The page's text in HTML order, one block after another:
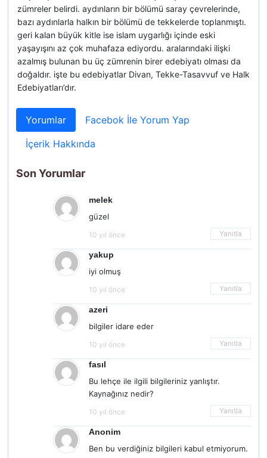
zümreler belirdi. aydınların bir bölümü saray çevrelerinde,
bazı aydınlarla halkın bir bölümü de tekkelerde toplanmıştı.
geri kalan büyük kitle ise islam uygarlığı içinde eski
yaşayışını az çok muhafaza ediyordu. aralarındaki ilişki
azalmış bulunan bu üç zümrenin birer edebiyatı olması da
doğaldır. işte bu edebiyatlar Divan, Tekke-Tasavvuf ve Halk
Edebiyatları’dır.
Yorumlar
Facebok İle Yorum Yap
İçerik Hakkında
Son Yorumlar
melek
güzel
10 yıl önce Yanıtla
yakup
iyi olmuş
10 yıl önce Yanıtla
azeri
bilgiler idare eder
10 yıl önce Yanıtla
fasıl
Bu lehçe ile ilgili bilgileriniz yanlıştır.
Kaynağınız nedir?
10 yıl önce Yanıtla
Anonim
Ben bu verdiğiniz bilgileri kabul etmiyorum.